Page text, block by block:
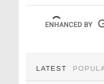
LATEST